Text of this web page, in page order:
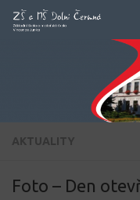
Skip to content
AKTUALITY
Foto – Den